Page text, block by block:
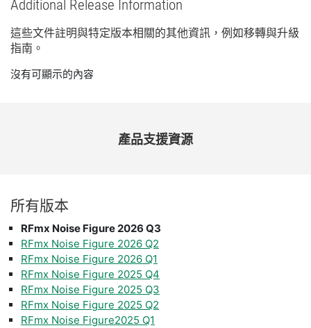
Additional Release Information
這些文件註明與特定版本相關的其他資訊， 例如移轉與升級
指南。
沒有可顯示的內容
產品支援資源
所有版本
RFmx Noise Figure 2026 Q3
RFmx Noise Figure 2026 Q2
RFmx Noise Figure 2026 Q1
RFmx Noise Figure 2025 Q4
RFmx Noise Figure 2025 Q3
RFmx Noise Figure 2025 Q2
RFmx Noise Figure2025 Q1